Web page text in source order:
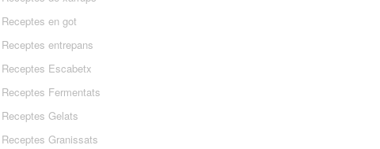
Receptes en got
Receptes entrepans
Receptes Escabetx
Receptes Fermentats
Receptes Gelats
Receptes Granissats